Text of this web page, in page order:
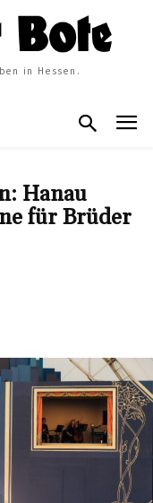
in Hessen.
Hanau
für Brüder